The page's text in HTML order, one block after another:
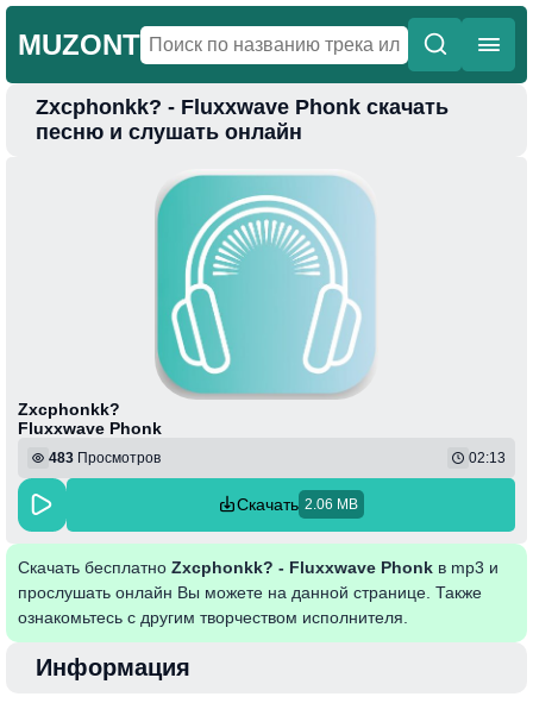
MUZONT
Главная
Zxcphonkk? - Fluxxwave Phonk скачать
песню и слушать онлайн
Zxcphonkk?
Fluxxwave Phonk
483 Просмотров 02:13
Скачать 2.06 MB
Скачать бесплатно Zxcphonkk? - Fluxxwave Phonk в mp3 и
прослушать онлайн Вы можете на данной странице. Также
ознакомьтесь с другим творчеством исполнителя.
Информация